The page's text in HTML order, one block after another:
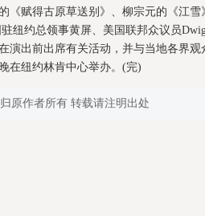
《赋得古原草送别》、柳宗元的《江
约总领事黄屏、美国联邦众议员
演出前出席有关活动，并与当地各
在纽约林肯中心举办。(完)
原作者所有 转载请注明出处